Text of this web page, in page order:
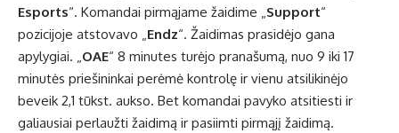
Esports“. Komandai pirmąjame žaidime „Support“
pozicijoje atstovavo „Endz“. Žaidimas prasidėjo gana
apylygiai. „OAE“ 8 minutes turėjo pranašumą, nuo 9 iki 17
minutės priešininkai perėmė kontrolę ir vienu atsilikinėjo
beveik 2,1 tūkst. aukso. Bet komandai pavyko atsitiesti ir
galiausiai perlaužti žaidimą ir pasiimti pirmąjį žaidimą.